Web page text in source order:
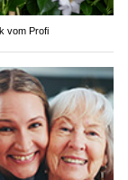
vom Profi